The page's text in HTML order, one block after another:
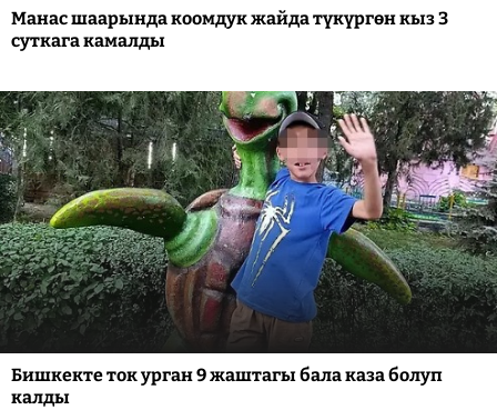
Манас шаарында коомдук жайда түкүргөн кыз 3
суткага камалды
Бишкекте ток урган 9 жаштагы бала каза болуп
калды